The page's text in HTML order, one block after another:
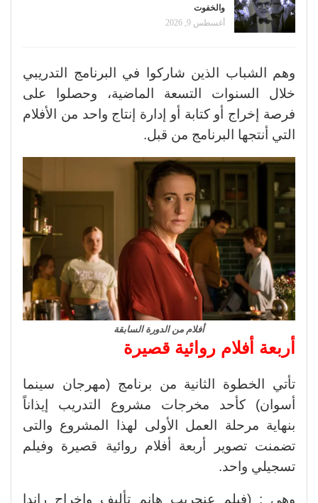
والخفوت
أغسطس 9, 2026
وهم الشباب الذين شاركوا في البرنامج التدريبي
خلال السنوات التسعة الماضية، وحصلوا على
فرصة إخراج أو كتابة أو إدارة إنتاج واحد من الأفلام
التي أنتجها البرنامج من قبل.
أفلام من الدورة السابقة
أربعة أفلام روائية قصيرة
تأتي الخطوة الثانية من برنامج (مهرجان سينما
أسوان) كأحد مخرجات مشروع التدريب إيذاناً
بنهاية مرحلة العمل الأولى لهذا المشروع والتى
تضمنت تصوير أربعة أفلام روائية قصيرة وفيلم
تسجيلي واحد.
وهي : (فيلم عنجريب هانم تأليف وإخراج راندا